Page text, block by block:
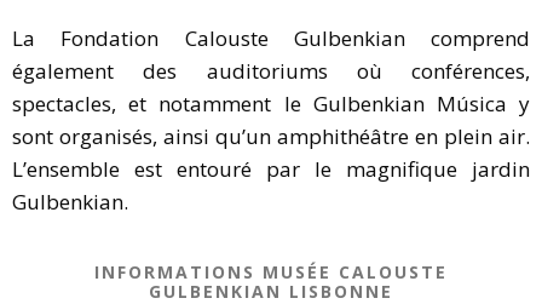
La Fondation Calouste Gulbenkian comprend
également des auditoriums où conférences,
spectacles, et notamment le Gulbenkian Música y
sont organisés, ainsi qu’un amphithéâtre en plein air.
L’ensemble est entouré par le magnifique jardin
Gulbenkian.
INFORMATIONS MUSÉE CALOUSTE
GULBENKIAN LISBONNE